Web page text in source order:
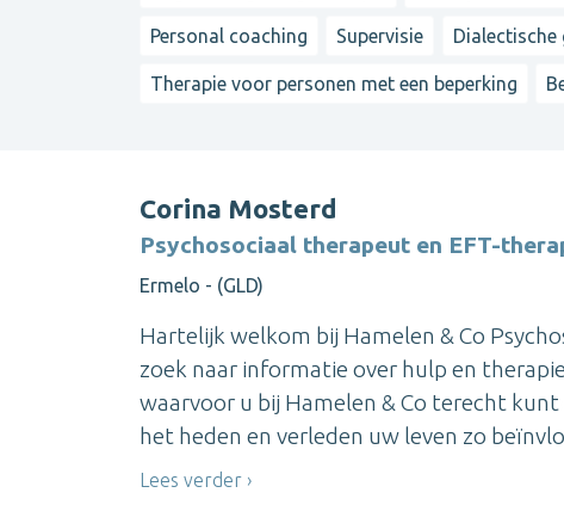
Personal coaching Supervisie Dialectische
Therapie voor personen met een beperking
Corina Mosterd
Psychosociaal therapeut en EFT-
Ermelo - (GLD)
Hartelijk welkom bij Hamelen & Co
zoek naar informatie over hulp en
waarvoor u bij Hamelen & Co terecht
het heden en verleden uw leven zo
Lees verder